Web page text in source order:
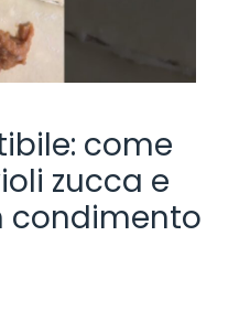
come
zucca e
condimento